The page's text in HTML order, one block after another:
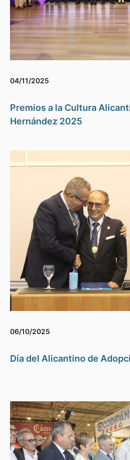
04/11/2025
Premios a la Cultura
Hernández 2025
06/10/2025
Día del Alicantino de